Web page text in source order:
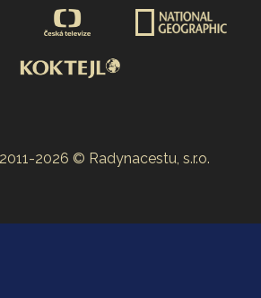
2026 © Radynacestu, s.r.o.